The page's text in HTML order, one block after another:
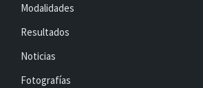
Modalidades
Resultados
Noticias
Fotografías